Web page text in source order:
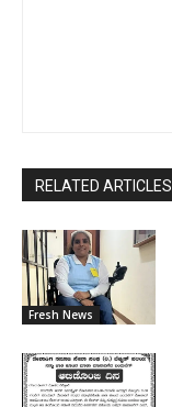
RELATED ARTICLES
Fresh News